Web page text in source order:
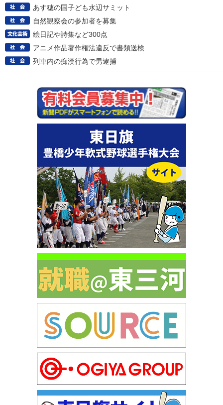
あす穂の国子ども水辺サミット
自然観察会の参加者を募集
絵日記や詩集など300点
アニメ作品著作権法違反で書類送検
列車内の痴漢行為で男逮捕